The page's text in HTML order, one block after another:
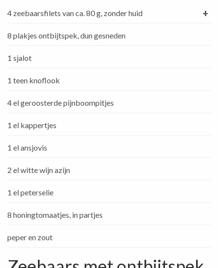
4 zeebaarsfilets van ca. 80 g, zonder huid +
8 plakjes ontbijtspek, dun gesneden
1 sjalot
1 teen knoflook
4 el geroosterde pijnboompitjes
1 el kappertjes
1 el ansjovis
2 el witte wijn azijn
1 el peterselie
8 honingtomaatjes, in partjes
peper en zout